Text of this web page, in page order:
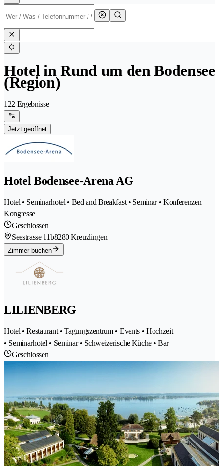
Hotel in Rund um den Bodensee
(Region)
122 Ergebnisse
Jetzt geöffnet
Hotel Bodensee-Arena AG
Hotel • Seminarhotel • Bed and Breakfast • Seminar • Konferenzen
Kongresse
Geschlossen
Seestrasse 11b8280 Kreuzlingen
Zimmer buchen
LILIENBERG
Hotel • Restaurant • Tagungszentrum • Events • Hochzeit
• Seminarhotel • Seminar • Schweizerische Küche • Bar
Geschlossen